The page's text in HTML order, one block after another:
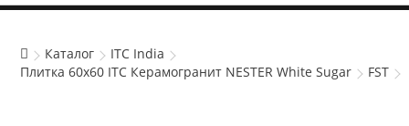
Каталог
ITC India
Плитка 60x60 ITC Керамогранит NESTER White Sugar
FST